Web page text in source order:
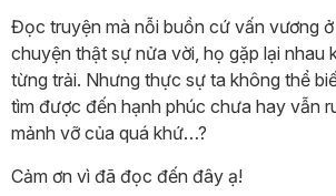
Đọc truyện mà nỗi buồn cứ vấn vương
chuyện thật sự nửa vời, họ gặp lại nhau
từng trải. Nhưng thực sự ta không thể
tìm được đến hạnh phúc chưa hay vẫn
mảnh vỡ của quá khứ…?
Cảm ơn vì đã đọc đến đây ạ!